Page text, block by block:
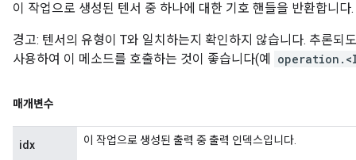
이 작업으로 생성된 텐서 중 하나에 대한 기호 핸들을 반환합니다.
경고: 텐서의 유형이 T와 일치하는지 확인하지 않습니다. 추론되
사용하여 이 메소드를 호출하는 것이 좋습니다(예
매개변수
idx 이 작업으로 생성된 출력 중 출력 인덱스입니다.